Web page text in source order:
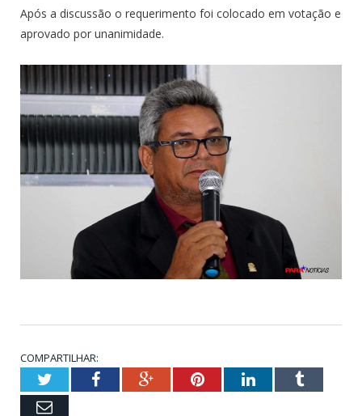
Após a discussão o requerimento foi colocado em votação e
aprovado por unanimidade.
COMPARTILHAR:
TwitterFacebookGoogle+PinterestLinkedInTumblr
Email